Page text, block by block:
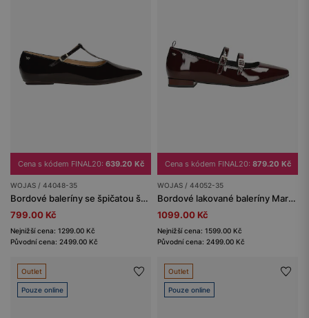
Cena s kódem FINAL20: 639.20 Kč
WOJAS / 44048-35
Bordové baleríny se špičatou špičkou a ozdobným páskem
799.00 Kč
Nejnižší cena: 1299.00 Kč
Původní cena: 2499.00 Kč
Cena s kódem FINAL20: 879.20 Kč
WOJAS / 44052-35
Bordové lakované baleríny Mary Jane s dvěma pásky přes nárt
1099.00 Kč
Nejnižší cena: 1599.00 Kč
Původní cena: 2499.00 Kč
Outlet
Pouze online
Outlet
Pouze online